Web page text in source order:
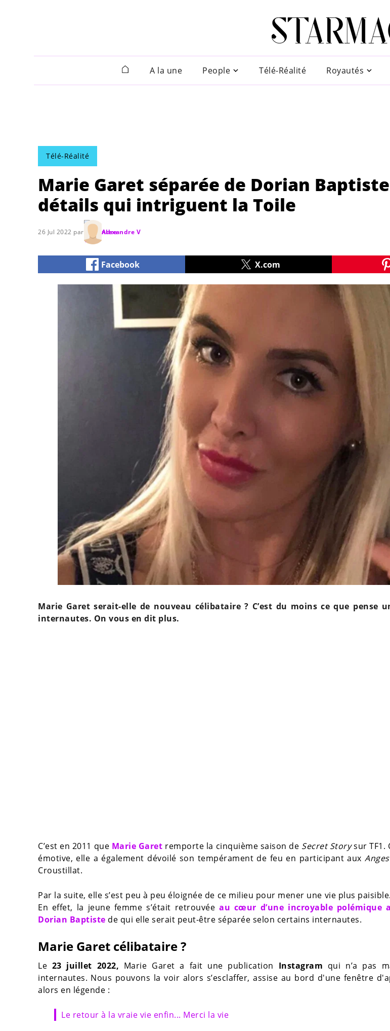
A la une People Télé-Réalité Royautés
Télé-Réalité
Marie Garet séparée de Dorian Baptiste
détails qui intriguent la Toile
26 Jul 2022 par Alexandre V
Facebook X.com
Marie Garet serait-elle de nouveau célibataire ? C’est du moins ce que pense
internautes. On vous en dit plus.
C’est en 2011 que Marie Garet remporte la cinquième saison de Secret Storysur TF1.
émotive, elle a également dévoilé son tempérament de feu en participant aux Anges
Croustillat.
Par la suite, elle s’est peu à peu éloignée de ce milieu pour mener une vie plus
En effet, la jeune femme s’était retrouvée au cœur d’une incroyable polémique
Dorian Baptiste de qui elle serait peut-être séparée selon certains internautes.
Marie Garet célibataire ?
Le 23 juillet 2022, Marie Garet a fait une publication Instagram qui n’a pas
internautes. Nous pouvons la voir alors s’esclaffer, assise au bord d'une fenêtre
alors en légende :
Le retour à la vraie vie enfin... Merci la vie